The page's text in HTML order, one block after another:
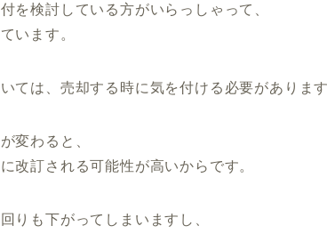
を検討している方がいらっしゃって、
います。
ては、 売却する時に気を付ける必要があります
変わると、
改訂される可能性が高いからです。
りも下がってしまいますし、